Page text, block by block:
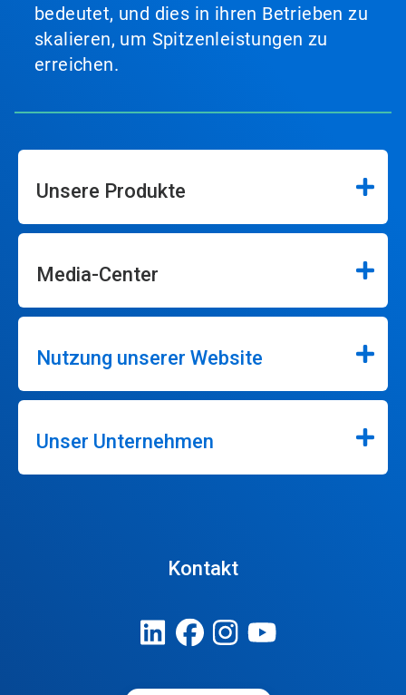
bedeutet, und dies in ihren Betrieben zu
skalieren, um Spitzenleistungen zu
erreichen.
Unsere Produkte
Media-Center
Nutzung unserer Website
Unser Unternehmen
Kontakt